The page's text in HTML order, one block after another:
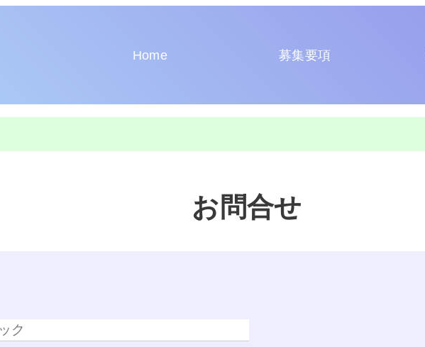
Home 募集要項
お問合せ